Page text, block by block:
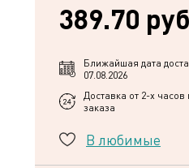
389.70
Ближайшая дата
07.08.2026
Доставка от 2-х часов
заказа
В любимые